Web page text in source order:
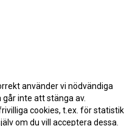
använder vi nödvändiga
inte att stänga av.
cookies, t.ex. för statistik
om du vill acceptera dessa.